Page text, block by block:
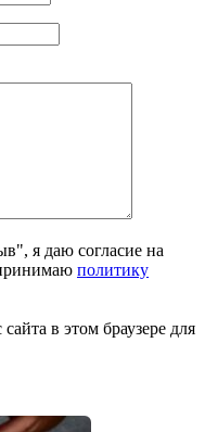
я даю согласие на
политику
в этом браузере для